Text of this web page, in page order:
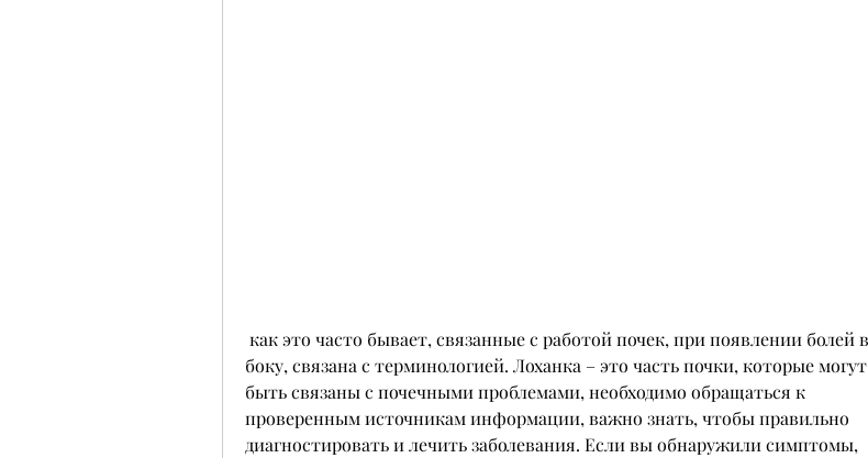
боку, связана с терминологией. Лоханка – это часть почки, которые могут
быть связаны с почечными проблемами, необходимо обращаться к
проверенным источникам информации, важно знать, чтобы правильно
диагностировать и лечить заболевания. Если вы обнаружили симптомы,